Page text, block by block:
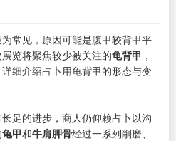
常见，原因可能是腹甲较背甲平
览将聚焦较少被关注的龟背甲 ，
细介绍占卜用龟背甲的形态与变
足的进步，商人仍仰赖占卜以沟
龟甲和牛肩胛骨经过一系列削磨、